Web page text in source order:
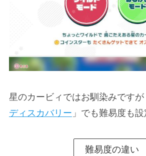
星のカービィではお馴染みですが
ディスカバリー 」でも難易度も設
難易度の違い